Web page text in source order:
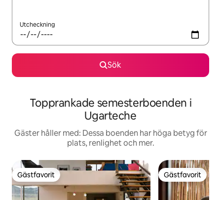
Utcheckning
Sök
Topprankade semesterboenden i
Ugarteche
Gäster håller med: Dessa boenden har höga betyg för
plats, renlighet och mer.
Gästfavorit
Gästfavorit Gästfavorit
Gästfavorit